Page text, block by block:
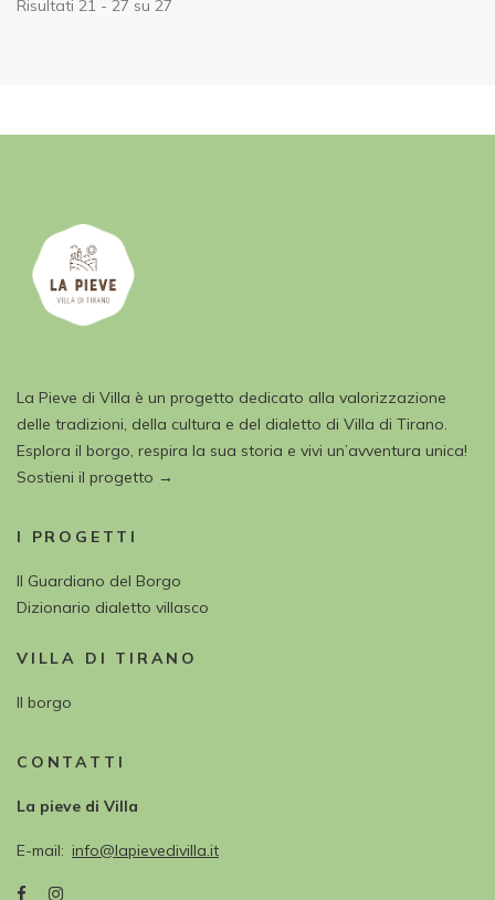
Risultati 21 - 27 su 27
La Pieve di Villa è un progetto dedicato alla valorizzazione
delle tradizioni, della cultura e del dialetto di Villa di Tirano.
Esplora il borgo, respira la sua storia e vivi un’avventura unica!
Sostieni il progetto →
I PROGETTI
Il Guardiano del Borgo
Dizionario dialetto villasco
VILLA DI TIRANO
Il borgo
CONTATTI
La pieve di Villa
E-mail info@lapievedivilla.it